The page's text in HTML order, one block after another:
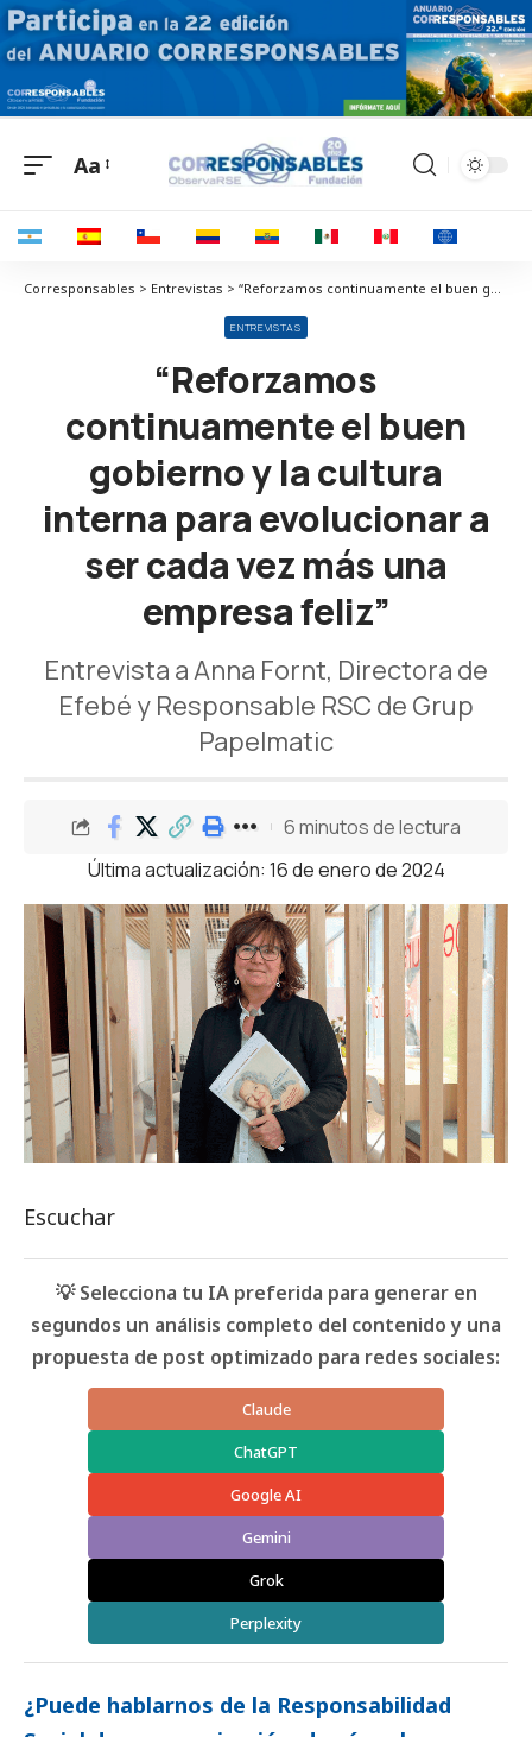
Aa
Corresponsables > Entrevistas > “Reforzamos continuamente el buen gobierno y la cultura interna para evolucionar a ser cada vez más una empresa feliz”
ENTREVISTAS
“Reforzamos
continuamente el buen
gobierno y la cultura
interna para evolucionar a
ser cada vez más una
empresa feliz”
Entrevista a Anna Fornt, Directora de
Efebé y Responsable RSC de Grup
Papelmatic
Última actualización: 16 de enero de 2024
6 minutos de lectura
Escuchar
💡 Selecciona tu IA preferida para generar en
segundos un análisis completo del contenido y una
propuesta de post optimizado para redes sociales:
Claude
ChatGPT
Google AI
Gemini
Grok
Perplexity
¿Puede hablarnos de la Responsabilidad